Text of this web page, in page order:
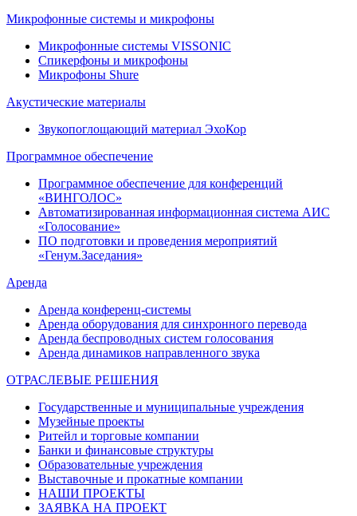
Микрофонные системы и микрофоны
Микрофонные системы VISSONIC
Спикерфоны и микрофоны
Микрофоны Shure
Акустические материалы
Звукопоглощающий материал ЭхоКор
Программное обеспечение
Программное обеспечение для конференций
«ВИНГОЛОС»
Автоматизированная информационная система АИС
«Голосование»
ПО подготовки и проведения мероприятий
«Генум.Заседания»
Аренда
Аренда конференц-системы
Аренда оборудования для синхронного перевода
Аренда беспроводных систем голосования
Аренда динамиков направленного звука
ОТРАСЛЕВЫЕ РЕШЕНИЯ
Государственные и муниципальные учреждения
Музейные проекты
Ритейл и торговые компании
Банки и финансовые структуры
Образовательные учреждения
Выставочные и прокатные компании
НАШИ ПРОЕКТЫ
ЗАЯВКА НА ПРОЕКТ